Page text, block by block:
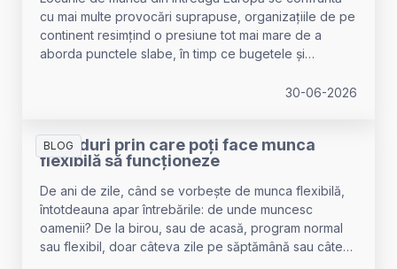
cu mai multe provocări suprapuse, organizațiile de pe
continent resimțind o presiune tot mai mare de a
aborda punctele slabe, în timp ce bugetele și
30-06-2026
BLOG
4 moduri prin care poți face munca
flexibilă să funcționeze
De ani de zile, când se vorbește de munca flexibilă,
întotdeauna apar întrebările: de unde muncesc
oamenii? De la birou, sau de acasă, program normal
sau flexibil, doar câteva zile pe săptămână sau câteva